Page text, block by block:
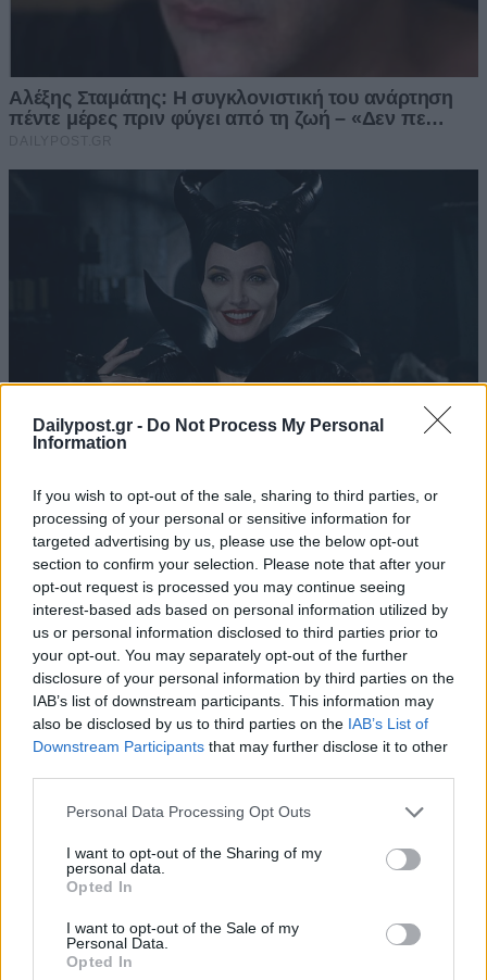
Dailypost.gr - Do Not Process My Personal
Information
If you wish to opt-out of the sale, sharing to third parties, or
processing of your personal or sensitive information for
targeted advertising by us, please use the below opt-out
section to confirm your selection. Please note that after your
opt-out request is processed you may continue seeing
interest-based ads based on personal information utilized by
us or personal information disclosed to third parties prior to
your opt-out. You may separately opt-out of the further
disclosure of your personal information by third parties on the
IAB’s list of downstream participants. This information may
also be disclosed by us to third parties on the IAB’s List of
Downstream Participants that may further disclose it to other
Personal Data Processing Opt Outs
I want to opt-out of the Sharing of my
personal data.
Opted In
I want to opt-out of the Sale of my
Personal Data.
Opted In